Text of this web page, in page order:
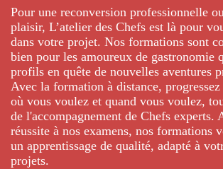
Pour une reconversion professionnelle
plaisir, L’atelier des Chefs est là pour
dans votre projet. Nos formations sont
bien pour les amoureux de gastronomie
profils en quête de nouvelles aventures
Avec la formation à distance,
où vous voulez et quand vous voulez,
de l'accompagnement de Chefs experts.
réussite à nos examens, nos formations
un apprentissage de qualité, adapté à
projets.